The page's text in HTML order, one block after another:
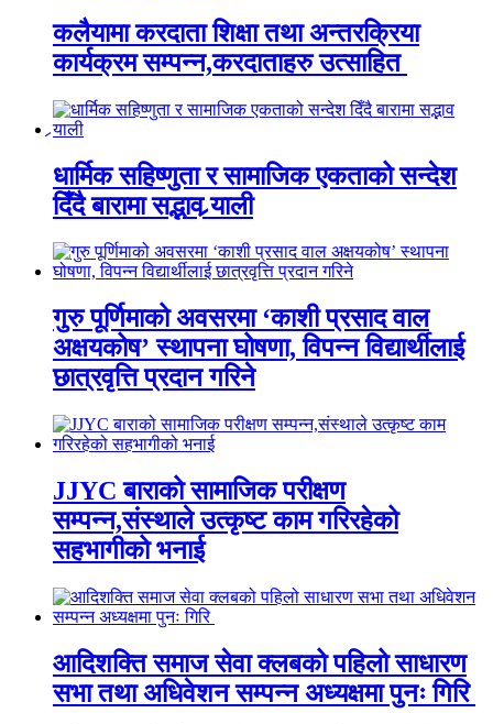
कलैयामा करदाता शिक्षा तथा अन्तरक्रिया
कार्यक्रम सम्पन्न,करदाताहरु उत्साहित
धार्मिक सहिष्णुता र सामाजिक एकताको सन्देश
दिँदै बारामा सद्भाव र्‍याली
गुरु पूर्णिमाको अवसरमा ‘काशी प्रसाद वाल
अक्षयकोष’ स्थापना घोषणा, विपन्न विद्यार्थीलाई
छात्रवृत्ति प्रदान गरिने
JJYC बाराको सामाजिक परीक्षण
सम्पन्न,संस्थाले उत्कृष्ट काम गरिरहेको
सहभागीको भनाई
आदिशक्ति समाज सेवा क्लबको पहिलो साधारण
सभा तथा अधिवेशन सम्पन्न अध्यक्षमा पुनः गिरि